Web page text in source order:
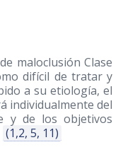
maloclusión Clase
difícil de tratar y
a su etiología, el
individualmente del
y de los objetivos
(1,2, 5, 11)